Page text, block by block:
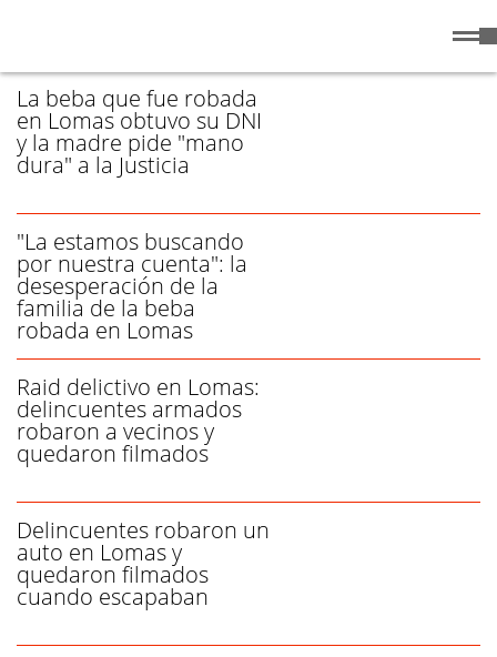
La beba que fue robada
en Lomas obtuvo su DNI
y la madre pide "mano
dura" a la Justicia
"La estamos buscando
por nuestra cuenta": la
desesperación de la
familia de la beba
robada en Lomas
Raid delictivo en Lomas:
delincuentes armados
robaron a vecinos y
quedaron filmados
Delincuentes robaron un
auto en Lomas y
quedaron filmados
cuando escapaban